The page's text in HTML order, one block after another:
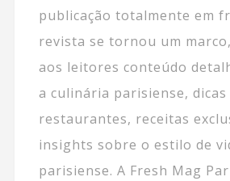
publicação totalmente em
revista se tornou um
aos leitores conteúdo
a culinária parisiense, dicas
restaurantes, receitas
insights sobre o estilo de
parisiense. A Fresh Mag